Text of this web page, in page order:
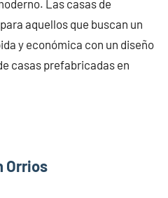
Las casas de
aquellos que buscan un
y económica con un diseño
casas prefabricadas en
Orrios